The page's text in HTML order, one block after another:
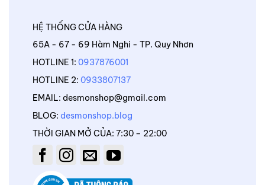
HỆ THỐNG CỬA HÀNG
65A - 67 - 69 Hàm Nghi - TP. Quy Nhơn
HOTLINE 1: 0937876001
HOTLINE 2: 0933807137
EMAIL: desmonshop@gmail.com
BLOG: desmonshop.blog
THỜI GIAN MỞ CỦA: 7:30 – 22:00